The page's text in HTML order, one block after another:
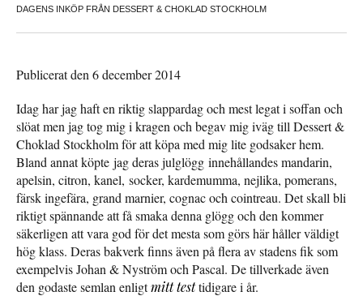
DAGENS INKÖP FRÅN DESSERT & CHOKLAD STOCKHOLM
Publicerat den 6 december 2014
Idag har jag haft en riktig slappardag och mest legat i soffan och
slöat men jag tog mig i kragen och begav mig iväg till Dessert &
Choklad Stockholm för att köpa med mig lite godsaker hem.
Bland annat köpte jag deras julglögg innehållandes mandarin,
apelsin, citron, kanel, socker, kardemumma, nejlika, pomerans,
färsk ingefära, grand marnier, cognac och cointreau. Det skall bli
riktigt spännande att få smaka denna glögg och den kommer
säkerligen att vara god för det mesta som görs här håller väldigt
hög klass. Deras bakverk finns även på flera av stadens fik som
exempelvis Johan & Nyström och Pascal. De tillverkade även
den godaste semlan enligtmitt testtidigare i år.